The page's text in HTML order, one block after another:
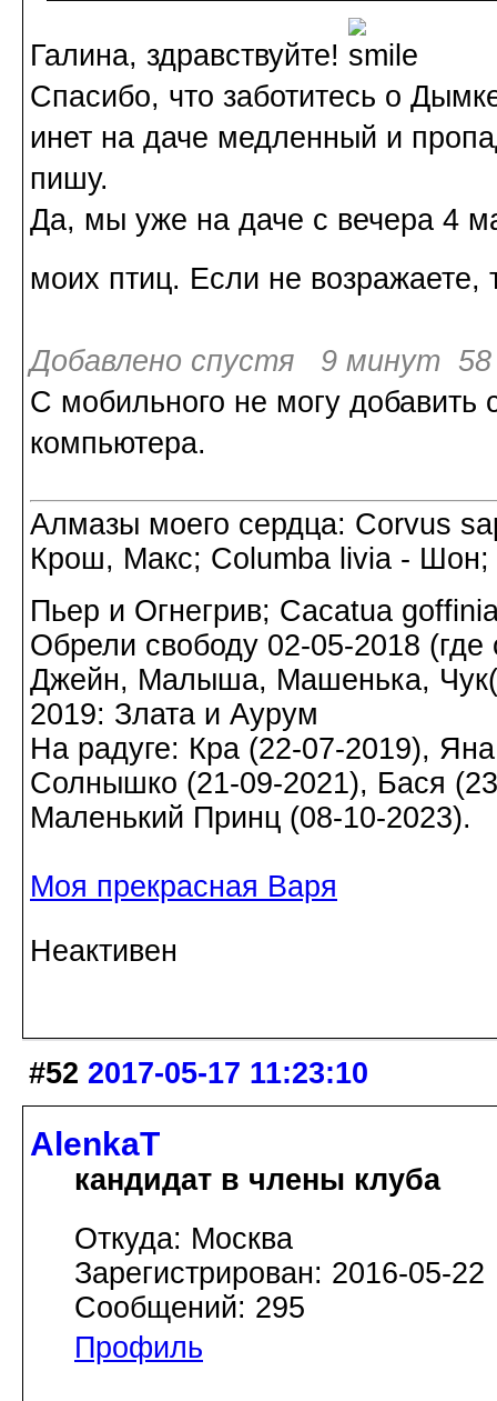
Галина, здравствуйте!
Спасибо, что заботитесь о
инет на даче медленный и
пишу.
Да, мы уже на даче с вечера 4
моих птиц. Если не
Добавлено спустя 9 минут 58
С мобильного не могу добавить
компьютера.
Алмазы моего сердца: Corvus
Крош, Макс; Columba livia -
Пьер и Огнегрив; Cacatua
Обрели свободу 02-05-2018
Джейн, Малыша, Машенька,
2019: Злата и Аурум
На радуге: Кра (22-07-2019),
Солнышко (21-09-2021), Бася
Маленький Принц (08-10-2023).
Моя прекрасная Варя
Неактивен
#52 2017-05-17 11:23:10
AlenkaT
кандидат в члены клуба
Откуда: Москва
Зарегистрирован: 2016-05-22
Сообщений: 295
Профиль